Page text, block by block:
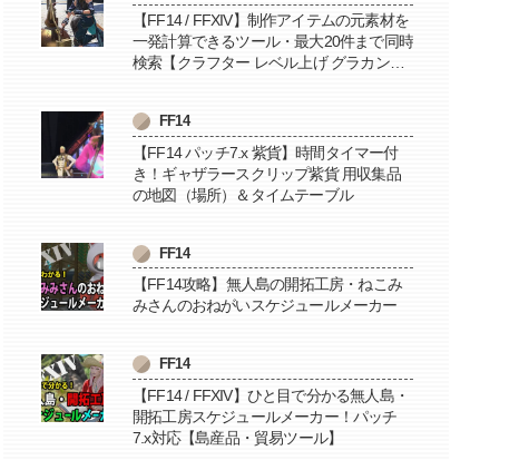
【FF14 / FFXIV】制作アイテムの元素材を
一発計算できるツール・最大20件まで同時
検索【クラフター レベル上げ グラカン納
FF14
【FF14 パッチ7.x 紫貨】時間タイマー付
き！ギャザラースクリップ紫貨 用収集品
の地図（場所）＆タイムテーブル
FF14
【FF14攻略】無人島の開拓工房・ねこみ
みさんのおねがいスケジュールメーカー
FF14
【FF14 / FFXIV】ひと目で分かる無人島・
開拓工房スケジュールメーカー！パッチ
7.x対応【島産品・貿易ツール】